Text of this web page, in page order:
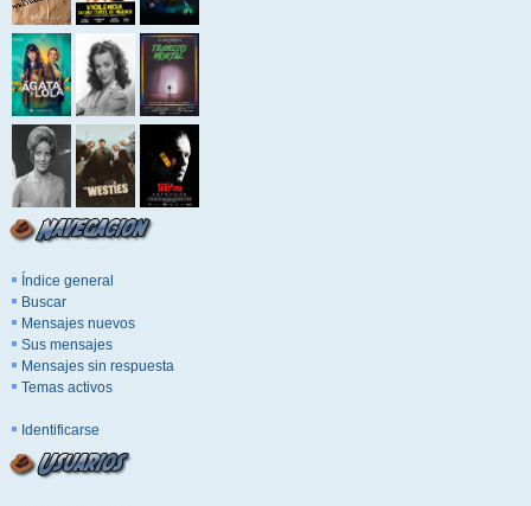
Índice general
Buscar
Mensajes nuevos
Sus mensajes
Mensajes sin respuesta
Temas activos
Identificarse